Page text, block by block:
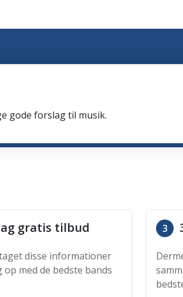
gode forslag til musik.
gratis tilbud
disse informationer
op med de bedste bands
3